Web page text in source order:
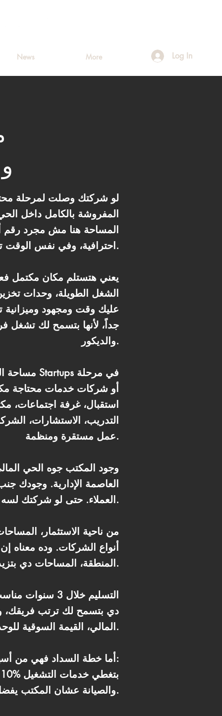
News More Log In
المفروشة بالكامل داخل
المساحة هنا مش مجرد رقم
احترافية، وفي نفس الوقت تدي انطباع راقٍ جداً للعملاء والشركاء اللي بيزوروا مقر شركتك.
الشغل الطويلة، وحدات
عليك وقت ومجهود وميزانية
جداً، لأنها بتسمح لك تشغل
والديكور.
استقبال، غرفة اجتماعات،
عمل مستقرة ومنظمة.
وجود المكتب جوه الحي
العاصمة الإدارية. وجودك
العملاء. حتى لو شركتك لسه بتكبر، فالموقع بيدي ثقة ومصداقية كبيرة ويخلي التعامل معاك أسهل.
من ناحية الاستثمار،
أنواع الشركات. وده معناه
المنطقة، المساحات دي بتزيد قيمتها بسرعة لأن العرض أقل من الطلب الحقيقي.
التسليم خلال
دي بتسمح لك ترتب فريقك،
المالي، القيمة السوقية للوحدة قبل الاستلام هتزيد بشكل كبير.
أما خطة السداد فهي من أسهل الأنظمة الموجودة في السوق:
والصيانة عشان المكتب يفضل جاهز بشكل مثالي.